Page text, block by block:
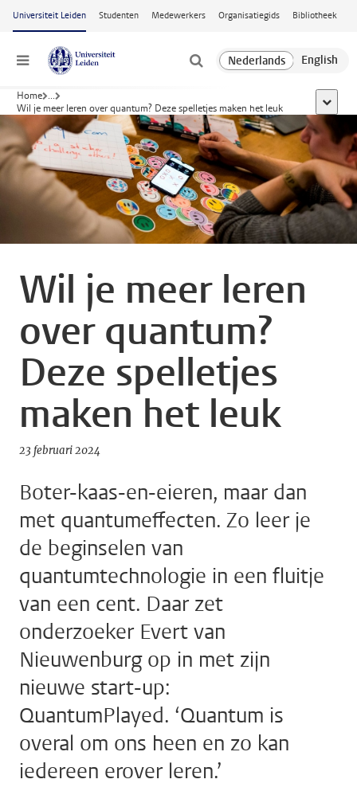
Ga naar hoofdinhoud
Universiteit Leiden Studenten Medewerkers Organisatiegids Bibliotheek
Menu
Home ...
Wil je meer leren over quantum? Deze spelletjes maken het leuk
toon
Wil je meer leren
over quantum?
Deze spelletjes
maken het leuk
23 februari 2024
Boter-kaas-en-eieren, maar dan
met quantumeffecten. Zo leer je
de beginselen van
quantumtechnologie in een fluitje
van een cent. Daar zet
onderzoeker Evert van
Nieuwenburg op in met zijn
nieuwe start-up:
QuantumPlayed. ‘Quantum is
overal om ons heen en zo kan
iedereen erover leren.’